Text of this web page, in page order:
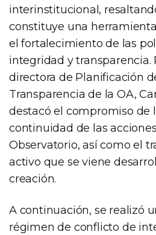
interinstitucional,
constituye una
el fortalecimiento de las
integridad y transparencia.
directora de Planificación
Transparencia de la OA,
destacó el compromiso de
continuidad de las
Observatorio, así como el
activo que se viene
creación.
A continuación, se realizó
régimen de conflicto de